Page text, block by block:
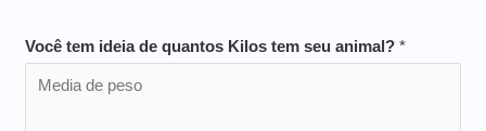
Você tem ideia de quantos Kilos tem seu animal?*